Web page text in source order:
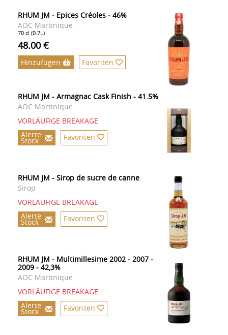
RHUM JM - Epices Créoles - 46%
AOC Martinique
70 cl (0.7L)
48.00 €
Hinzufügen Favoriten
RHUM JM - Armagnac Cask Finish - 41.5%
AOC Martinique
VORLÄUFIGE BREAKAGE
Alerte
Stock Favoriten
RHUM JM - Sirop de sucre de canne
Sirop
VORLÄUFIGE BREAKAGE
Alerte
Stock Favoriten
RHUM JM - Multimillesime 2002 - 2007 -
2009 - 42,3%
AOC Martinique
VORLÄUFIGE BREAKAGE
Alerte
Stock Favoriten